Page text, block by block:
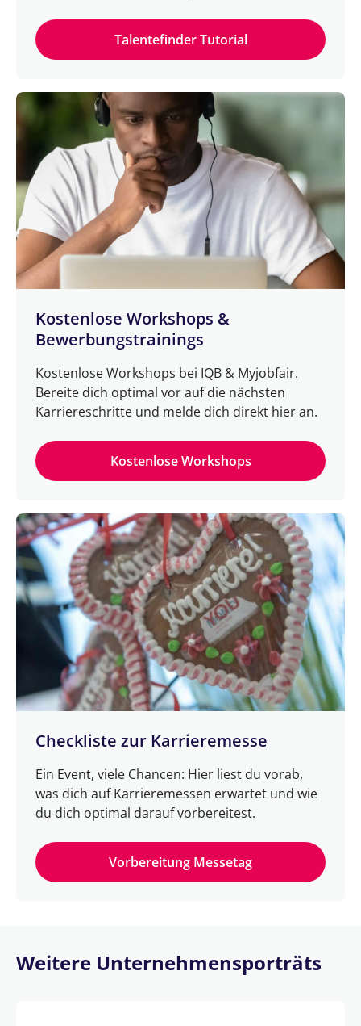
Talentefinder Tutorial
Kostenlose Workshops &
Bewerbungstrainings
Kostenlose Workshops bei IQB & Myjobfair.
Bereite dich optimal vor auf die nächsten
Karriereschritte und melde dich direkt hier an.
Kostenlose Workshops
Checkliste zur Karrieremesse
Ein Event, viele Chancen: Hier liest du vorab,
was dich auf Karrieremessen erwartet und wie
du dich optimal darauf vorbereitest.
Vorbereitung Messetag
Weitere Unternehmensporträts